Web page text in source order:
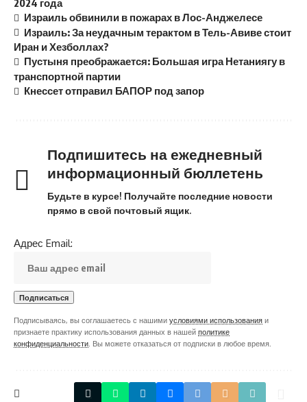
2024 года
Израиль обвинили в пожарах в Лос-Анджелесе
Израиль: За неудачным терактом в Тель-Авиве стоит
Иран и Хезболлах?
Пустыня преображается: Большая игра Нетаниягу в
транспортной партии
Кнессет отправил БАПОР под запор
Подпишитесь на ежедневный
информационный бюллетень
Будьте в курсе! Получайте последние новости
прямо в свой почтовый ящик.
Адрес Email:
Подписываясь, вы соглашаетесь с нашими условиями использования и
признаете практику использования данных в нашей политике
конфиденциальности . Вы можете отказаться от подписки в любое время.